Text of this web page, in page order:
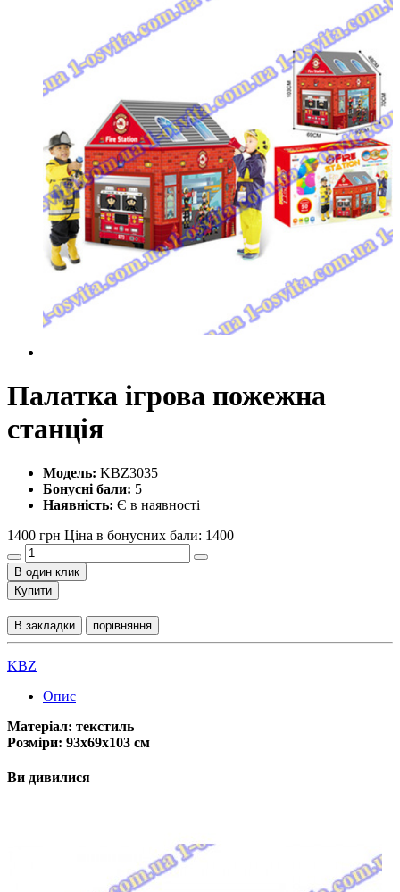
Палатка ігрова пожежна
станція
Модель: KBZ3035
Бонусні бали: 5
Наявність: Є в наявності
1400 грн Ціна в бонусних бали: 1400
В один клик
Купити
В закладки порівняння
KBZ
Опис
Матеріал: текстиль
Розміри: 93х69х103 см
Ви дивилися